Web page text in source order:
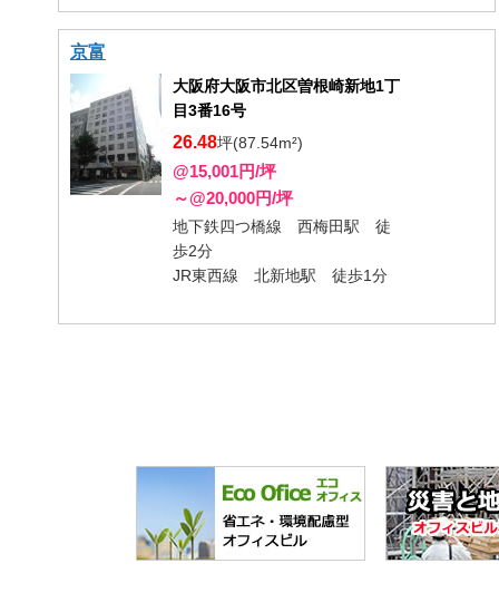
京富
大阪府大阪市北区曽根崎新地1丁
目3番16号
26.48坪(87.54m²)
@15,001円/坪
～@20,000円/坪
地下鉄四つ橋線 西梅田駅 徒
歩2分
JR東西線 北新地駅 徒歩1分